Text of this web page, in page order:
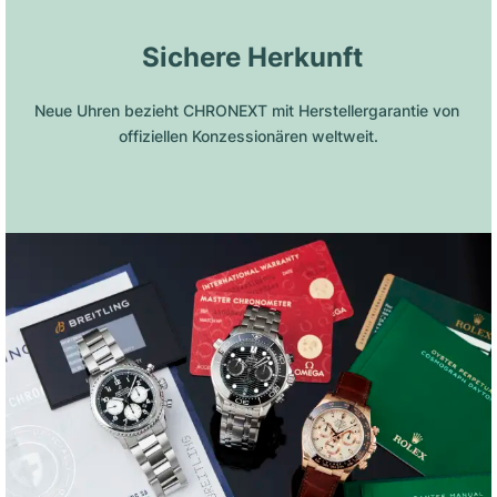
Sichere Herkunft
Neue Uhren bezieht CHRONEXT mit Herstellergarantie von
offiziellen Konzessionären weltweit.